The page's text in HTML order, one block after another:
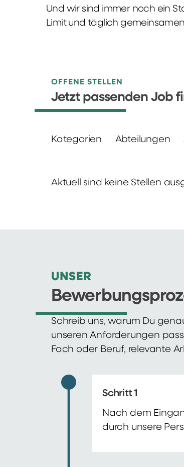
Und wir sind immer noch ein
Limit und täglich
OFFENE STELLEN
Jetzt passenden Job
Kategorien Abteilungen
Aktuell sind keine Stellen
UNSER
Schreib uns, warum Du
unseren Anforderungen
Fach oder Beruf, relevante
Schritt 1
Nach dem
durch unsere